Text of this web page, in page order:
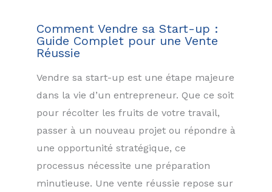
Comment Vendre sa Start-up :
Guide Complet pour une Vente
Réussie
Vendre sa start-up est une étape majeure
dans la vie d’un entrepreneur. Que ce soit
pour récolter les fruits de votre travail,
passer à un nouveau projet ou répondre à
une opportunité stratégique, ce
processus nécessite une préparation
minutieuse. Une vente réussie repose sur